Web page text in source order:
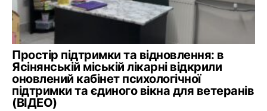
Простір підтримки та відновлення: в
Ясінянській міській лікарні відкрили
оновлений кабінет психологічної
підтримки та єдиного вікна для ветеранів
(ВІДЕО)